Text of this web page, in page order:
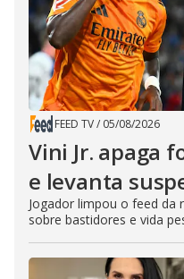
FEED TV/ 05/08/2026
Vini Jr. apaga
e levanta
Jogador limpou o feed da
sobre bastidores e vida